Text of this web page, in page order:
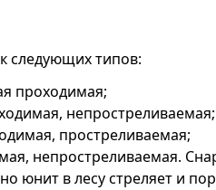
следующих типов:
проходимая;
непростреливаемая;
простреливаемая;
непростреливаемая.
юнит в лесу стреляет и